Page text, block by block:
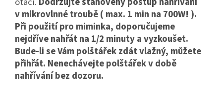
v mikrovlnné troubě ( max. 1 min na 700W! ).
Při použití pro miminka, doporučujeme
nejdříve nahřát na 1/2 minuty a vyzkoušet.
Bude-li se Vám polštářek zdát vlažný, můžete
přihřát. Nenechávejte polštářek v době
nahřívání bez dozoru.